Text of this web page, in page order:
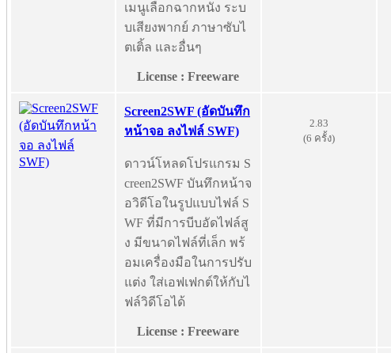
เมนูเลือกฉากหนัง ระบ
บเสียงพากย์ ภาษาซับไ
ตเติ้ล และอื่นๆ
License : Freeware
Screen2SWF (อัดบันทึก
หน้าจอ ลงไฟล์ SWF)
ดาวน์โหลดโปรแกรม S
creen2SWF บันทึกหน้าจ
อวิดีโอในรูปแบบไฟล์ S
WF ที่มีการบีบอัดไฟล์สู
ง มีขนาดไฟล์ที่เล็ก พร้
อมเครื่องมือในการปรับ
แต่ง ใส่เอฟเฟกต์ให้กับไ
ฟล์วิดีโอได้
License : Freeware
2.83
(6 ครั้ง)